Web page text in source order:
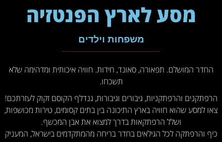
מסע לארץ הפנטזיה
משפחות וילדים
החדר המושלם. תפאורה, סאונד, חידות. חוויה איכותית ומדהימה שלא
תשכחו.
הרפתקנים והרפתקניות, גיבורים וגיבורות, גנדלף הקוסם זקוק לעזרתכם!
צאו למסע שהוא חוויה בארץ התיכונה בין בתים קסומים, טירות מכושפות,
ושלל הרפתקאות בדרך למצוא את אבן המכשף.
כיף והרפתקה לכל הגילאים בחדר בריחה מהמתקדמים בישראל, המעניק